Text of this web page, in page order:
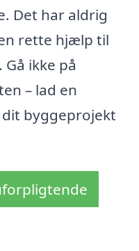
Det har aldrig
rette hjælp til
ikke på
– lad en
byggeprojekt